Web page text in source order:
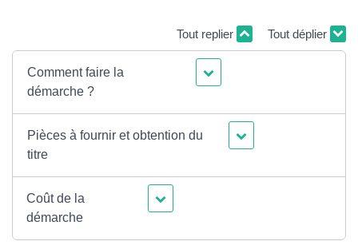
Tout replier Tout déplier
Comment faire la
démarche ?
Pièces à fournir et obtention du
titre
Coût de la
démarche